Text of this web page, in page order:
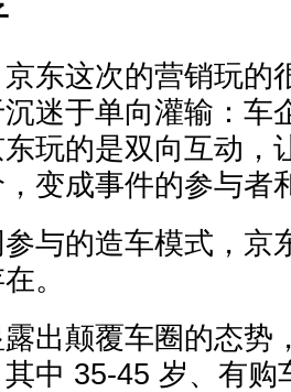
东这次的营销玩的
迷于单向灌输：车
玩的是双向互动，
变成事件的参与者
与的造车模式，京
。
出颠覆车圈的态势
中 35-45 岁、有购